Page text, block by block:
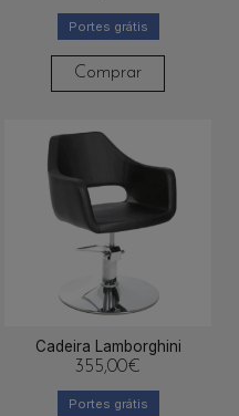
Portes grátis
Comprar
Cadeira Lamborghini
355,00€
Portes grátis